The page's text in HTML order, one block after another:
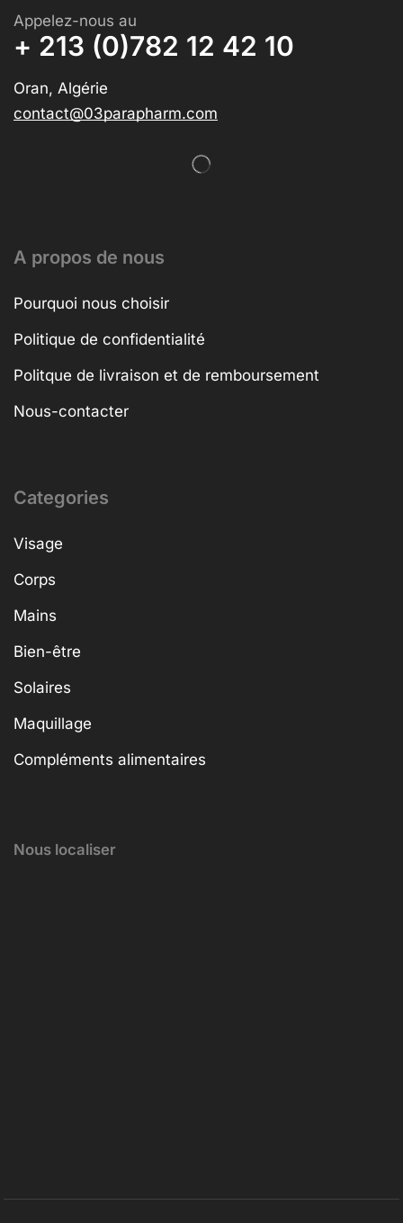
Appelez-nous au
+ 213 (0)782 12 42 10
Oran, Algérie
contact@03parapharm.com
A propos de nous
Pourquoi nous choisir
Politique de confidentialité
Politque de livraison et de remboursement
Nous-contacter
Categories
Visage
Corps
Mains
Bien-être
Solaires
Maquillage
Compléments alimentaires
Nous localiser